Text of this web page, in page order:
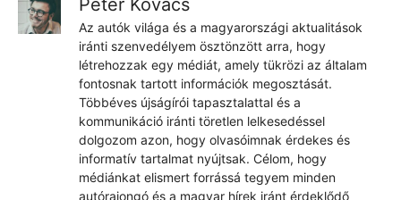
Peter Kovács
Az autók világa és a magyarországi aktualitások
iránti szenvedélyem ösztönzött arra, hogy
létrehozzak egy médiát, amely tükrözi az általam
fontosnak tartott információk megosztását.
Többéves újságírói tapasztalattal és a
kommunikáció iránti töretlen lelkesedéssel
dolgozom azon, hogy olvasóimnak érdekes és
informatív tartalmat nyújtsak. Célom, hogy
médiánkat elismert forrássá tegyem minden
autórajongó és a magyar hírek iránt érdeklődő